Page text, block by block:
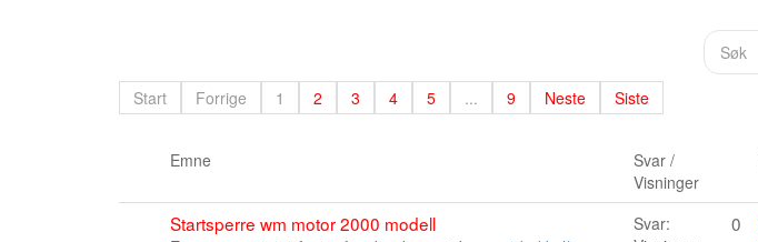
Start Forrige 1 2 3 4 5 ... 9 Neste Siste
Emne
Svar /
Visninger
Startsperre wm motor 2000 modell Svar: 0